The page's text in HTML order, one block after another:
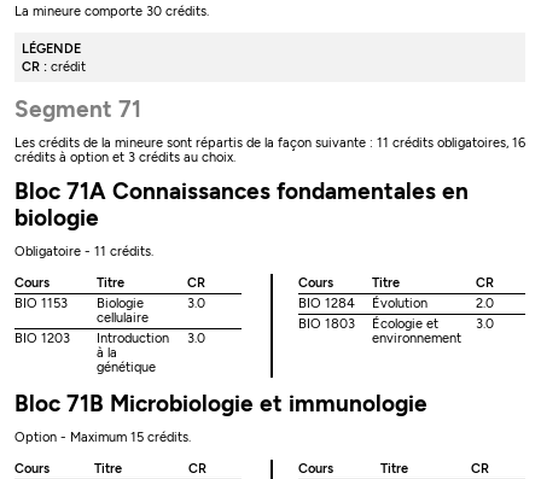
La mineure comporte 30 crédits.
LÉGENDE
CR : crédit
Segment 71
Les crédits de la mineure sont répartis de la façon suivante : 11 crédits obligatoires, 16
crédits à option et 3 crédits au choix.
Bloc 71A Connaissances fondamentales en
biologie
Obligatoire - 11 crédits.
Cours
Titre
CR
BIO 1153
Biologie
cellulaire
3.0
BIO 1203
Introduction
à la
génétique
3.0
Cours Titre
CR
BIO 1284
Évolution
2.0
BIO 1803
Écologie et
environnement
3.0
Bloc 71B Microbiologie et immunologie
Option - Maximum 15 crédits.
Cours
Titre
CR
Cours Titre
CR